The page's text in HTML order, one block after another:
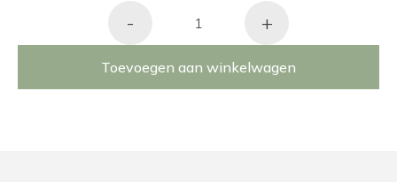
- +
Toevoegen aan winkelwagen